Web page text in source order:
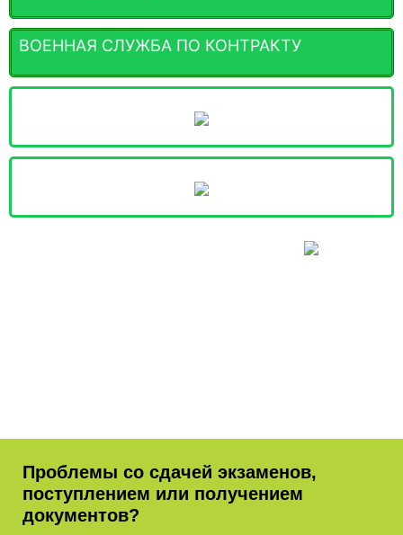
ВОЕННАЯ СЛУЖБА ПО КОНТРАКТУ
Проблемы со сдачей экзаменов,
поступлением или получением
документов?